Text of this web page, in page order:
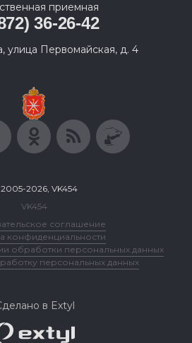
приемная
36-26-42
улица Первомайская, д. 4
2026, VK454
VK454
соглашение
конфиденциальности
обработки персональных данных
персональных данных
в Extyl